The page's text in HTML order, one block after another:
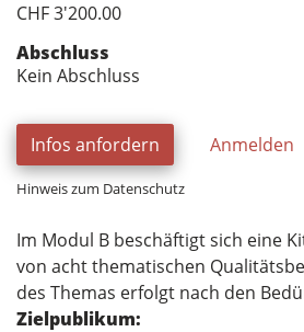
CHF 3'200.00
Abschluss
Kein Abschluss
Infos anfordern Anmelden
Hinweis zum Datenschutz
Im Modul B beschäftigt sich eine
von acht thematischen
des Themas erfolgt nach den
Zielpublikum: